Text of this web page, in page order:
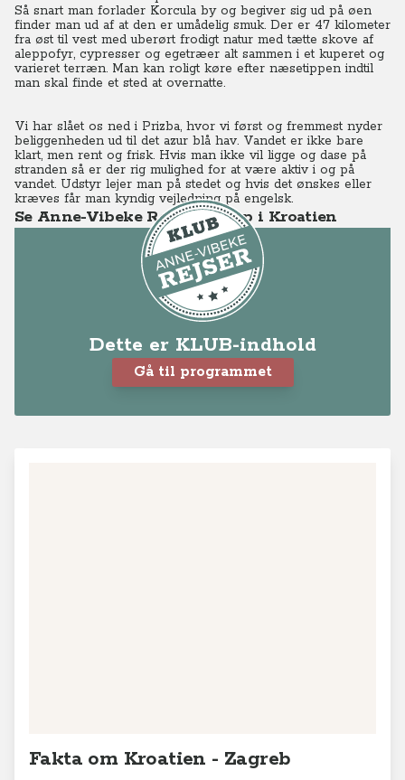
Så snart man forlader Korcula by og begiver sig ud på øen
finder man ud af at den er umådelig smuk. Der er 47 kilometer
fra øst til vest med uberørt frodigt natur med tætte skove af
aleppofyr, cypresser og egetræer alt sammen i et kuperet og
varieret terræn. Man kan roligt køre efter næsetippen indtil
man skal finde et sted at overnatte.
Vi har slået os ned i Prizba, hvor vi først og fremmest nyder
beliggenheden ud til det azur blå hav. Vandet er ikke bare
klart, men rent og frisk. Hvis man ikke vil ligge og dase på
stranden så er der rig mulighed for at være aktiv i og på
vandet. Udstyr lejer man på stedet og hvis det ønskes eller
kræves får man kyndig vejledning på engelsk.
Se Anne-Vibeke Rejser - Øhop i Kroatien
Dette er KLUB-indhold
Gå til programmet
Fakta om Kroatien - Zagreb